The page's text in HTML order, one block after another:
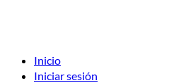
Inicio
Iniciar sesión